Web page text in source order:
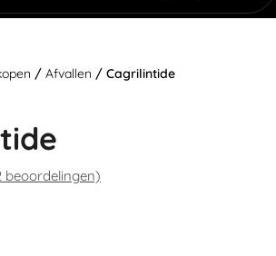
/ Afvallen / Cagrilintide
beoordelingen)